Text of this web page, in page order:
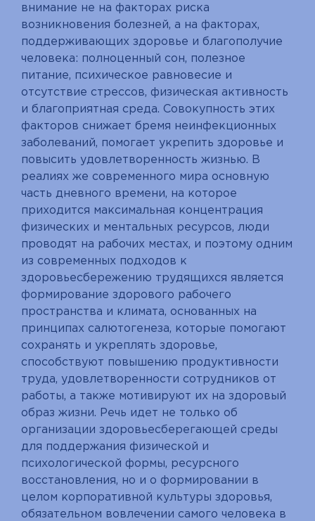
внимание не на факторах риска
возникновения болезней, а на факторах,
поддерживающих здоровье и благополучие
человека: полноценный сон, полезное
питание, психическое равновесие и
отсутствие стрессов, физическая активность
и благоприятная среда. Совокупность этих
факторов снижает бремя неинфекционных
заболеваний, помогает укрепить здоровье и
повысить удовлетворенность жизнью. В
реалиях же современного мира основную
часть дневного времени, на которое
приходится максимальная концентрация
физических и ментальных ресурсов, люди
проводят на рабочих местах, и поэтому одним
из современных подходов к
здоровьесбережению трудящихся является
формирование здорового рабочего
пространства и климата, основанных на
принципах салютогенеза, которые помогают
сохранять и укреплять здоровье,
способствуют повышению продуктивности
труда, удовлетворенности сотрудников от
работы, а также мотивируют их на здоровый
образ жизни. Речь идет не только об
организации здоровьесберегающей среды
для поддержания физической и
психологической формы, ресурсного
восстановления, но и о формировании в
целом корпоративной культуры здоровья,
обязательном вовлечении самого человека в